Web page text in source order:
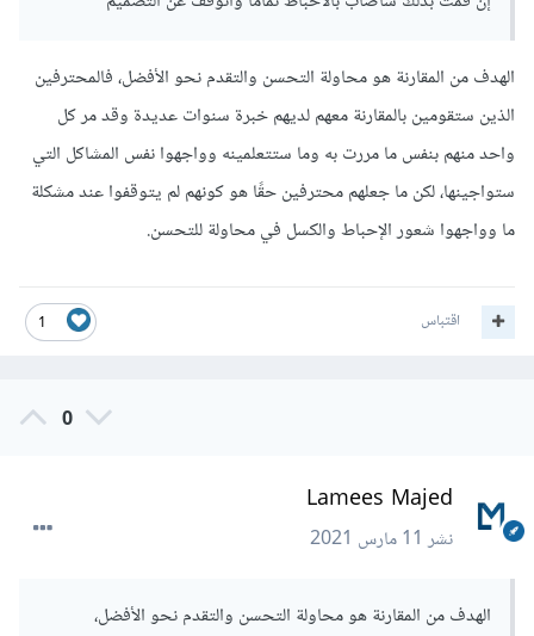
الهدف من المقارنة هو محاولة التحسن والتقدم نحو الأفضل، فالمحترفين
الذين ستقومين بالمقارنة معهم لديهم خبرة سنوات عديدة وقد مر كل
واحد منهم بنفس ما مررت به وما ستتعلمينه وواجهوا نفس المشاكل التي
ستواجينها، لكن ما جعلهم محترفين حقًا هو كونهم لم يتوقفوا عند مشكلة
ما وواجهوا شعور الإحباط والكسل في محاولة للتحسن.
1 اقتباس
0
Lamees Majed
نشر11 مارس 2021
الهدف من المقارنة هو محاولة التحسن والتقدم نحو الأفضل،